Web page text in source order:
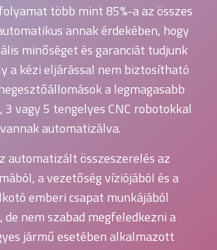
több mint 85%-a az összes
annak érdekében, hogy
minőséget és garanciát tudjunk
a kézi eljárással nem biztosítható
a legmagasabb
3 vagy 5 tengelyes CNC robotokkal
vannak automatizálva.
automatizált összeszerelés az
a vezetőség víziójából és a
emberi csapat munkájából
de nem szabad megfeledkezni a
jármű esetében alkalmazott